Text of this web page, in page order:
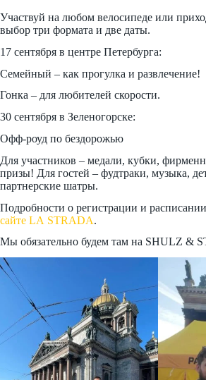
Участвуй на любом велосипеде или
выбор три формата и две даты.
17 сентября в центре Петербурга:
Семейный – как прогулка и развлечение!
Гонка – для любителей скорости.
30 сентября в Зеленогорске:
Офф-роуд по бездорожью
Для участников – медали, кубки,
призы! Для гостей – фудтраки, музыка,
партнерские шатры.
Подробности о регистрации и
сайте LA STRADA.
Мы обязательно будем там на SHULZ &